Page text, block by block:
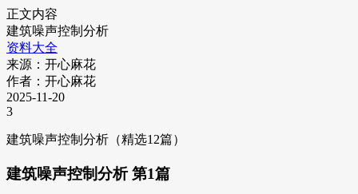
正文内容
建筑噪声控制分析
资料大全
来源：开心麻花
作者：开心麻花
2025-11-20
3
建筑噪声控制分析（精选12篇）
建筑噪声控制分析 第1篇